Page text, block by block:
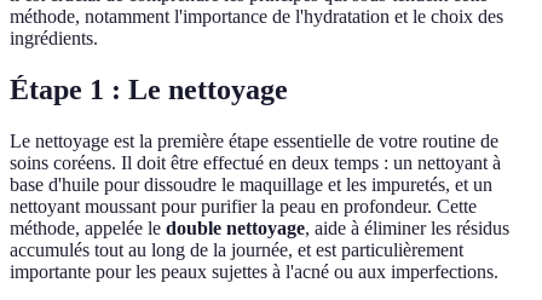
méthode, notamment l'importance de l'hydratation et le choix des
ingrédients.
Étape 1 : Le nettoyage
Le nettoyage est la première étape essentielle de votre routine de
soins coréens. Il doit être effectué en deux temps : un nettoyant à
base d'huile pour dissoudre le maquillage et les impuretés, et un
nettoyant moussant pour purifier la peau en profondeur. Cette
méthode, appelée le double nettoyage, aide à éliminer les résidus
accumulés tout au long de la journée, et est particulièrement
importante pour les peaux sujettes à l'acné ou aux imperfections.